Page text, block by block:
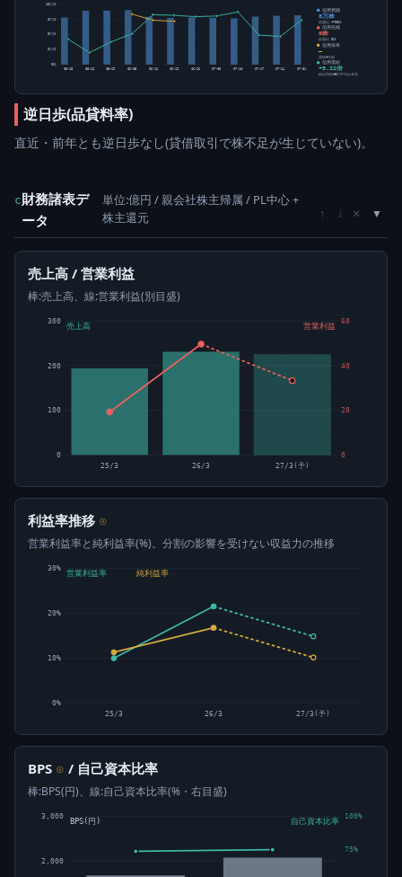
0株
3万株
5万株
8万株
10万株
05-15 05-22 05-29 06-05 06-12 06-19 06-26 07-03 07-10 07-17 07-24 07-31
信用買残
8万株
前週比 +700株
信用売残
0株
前週比 0株
信用倍率
―
買残÷売残
信用需給
+5.22倍
純信用残÷5日平均出来高
逆日歩(品貸料率)
直近・前年とも逆日歩なし(貸借取引で株不足が生じていない)。
c財務諸表デ
ータ
単位:億円 / 親会社株主帰属 / PL中心 +
株主還元
↑ ↓ ×
売上高 / 営業利益
棒:売上高、線:営業利益(別目盛)
0
100
200
300
0
20
40
60
25/3 26/3 27/3(予)
売上高 営業利益
利益率推移 ⊙
営業利益率と純利益率(%)。分割の影響を受けない収益力の推移
0%
10%
20%
30%
営業利益率 純利益率
25/3 26/3 27/3(予)
BPS ⊙ / 自己資本比率
棒:BPS(円)、線:自己資本比率(%・右目盛)
2,000
3,000
75%
100%
BPS(円) 自己資本比率